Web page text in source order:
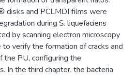
disks and PCLMDI films were
during S. liquefaciens
by scanning electron microscopy
verify the formation of cracks and
the PU, configuring the
In the third chapter, the bacteria